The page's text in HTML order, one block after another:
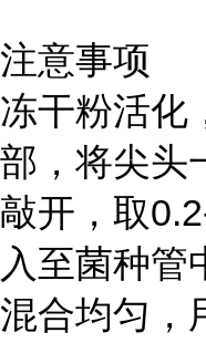
注意事项
冻干粉活化
部，将尖头
敲开，取
入至菌种管
混合均匀，